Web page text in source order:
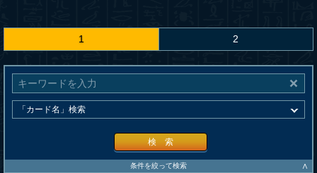
1 2
検 索
条件を絞って検索 ∧